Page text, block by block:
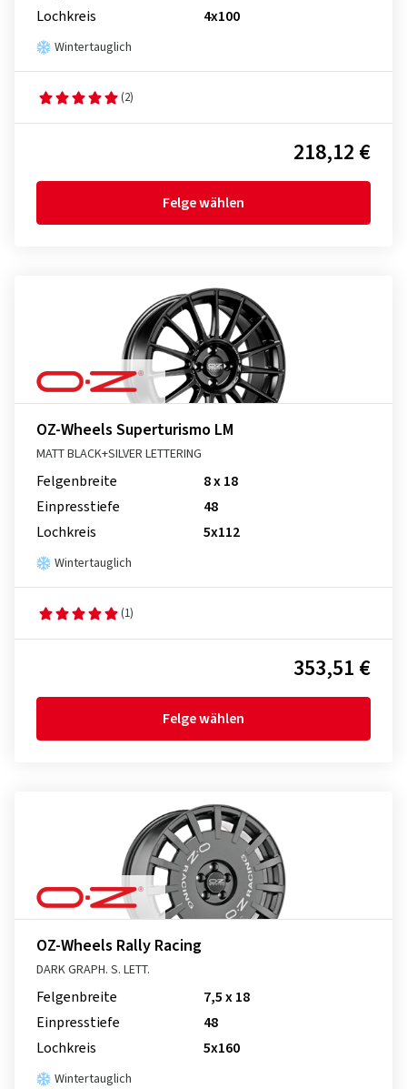
Lochkreis
4x100
Wintertauglich
(2)
218,12 €
Felge wählen
OZ-Wheels Superturismo LM
MATT BLACK+SILVER LETTERING
Felgenbreite
8 x 18
Einpresstiefe
48
Lochkreis
5x112
Wintertauglich
(1)
353,51 €
Felge wählen
OZ-Wheels Rally Racing
DARK GRAPH. S. LETT.
Felgenbreite
7,5 x 18
Einpresstiefe
48
Lochkreis
5x160
Wintertauglich